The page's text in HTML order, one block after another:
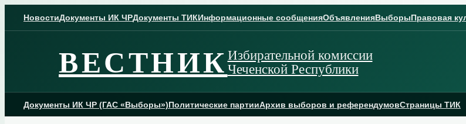
contentНовостиДокументы ИК ЧРДокументы ТИКИнформационные сообщенияОбъявленияВыборыПравовая
ВЕСТНИКИзбирательной комиссии
Чеченской Республики
Документы ИК ЧР (ГАС «Выборы»)Политические партииАрхив выборов и референдумовСтраницы ТИК